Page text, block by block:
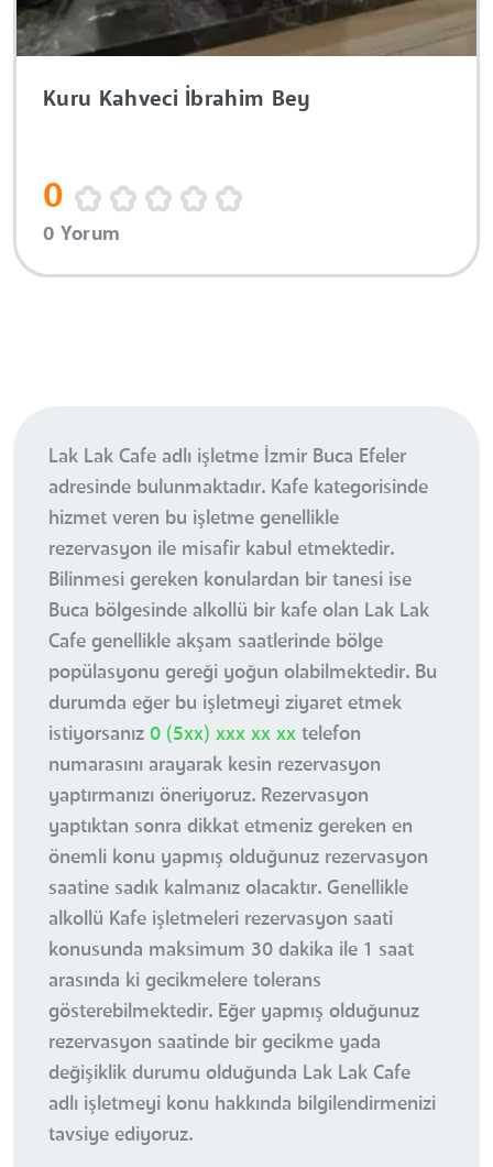
Kuru Kahveci İbrahim Bey
0
0 Yorum
Lak Lak Cafe adlı işletme İzmir Buca Efeler
adresinde bulunmaktadır. Kafe kategorisinde
hizmet veren bu işletme genellikle
rezervasyon ile misafir kabul etmektedir.
Bilinmesi gereken konulardan bir tanesi ise
Buca bölgesinde alkollü bir kafe olan Lak Lak
Cafe genellikle akşam saatlerinde bölge
popülasyonu gereği yoğun olabilmektedir. Bu
durumda eğer bu işletmeyi ziyaret etmek
istiyorsanız 0 (5xx) xxx xx xx telefon
numarasını arayarak kesin rezervasyon
yaptırmanızı öneriyoruz. Rezervasyon
yaptıktan sonra dikkat etmeniz gereken en
önemli konu yapmış olduğunuz rezervasyon
saatine sadık kalmanız olacaktır. Genellikle
alkollü Kafe işletmeleri rezervasyon saati
konusunda maksimum 30 dakika ile 1 saat
arasında ki gecikmelere tolerans
gösterebilmektedir. Eğer yapmış olduğunuz
rezervasyon saatinde bir gecikme yada
değişiklik durumu olduğunda Lak Lak Cafe
adlı işletmeyi konu hakkında bilgilendirmenizi
tavsiye ediyoruz.